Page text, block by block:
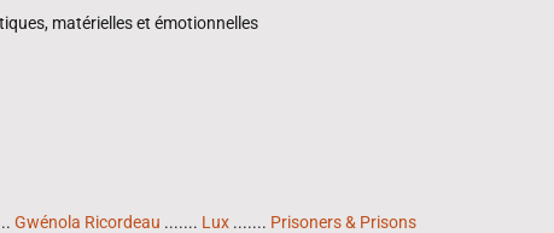
matérielles et émotionnelles
Gwénola Ricordeau ....... Lux ....... Prisoners & Prisons